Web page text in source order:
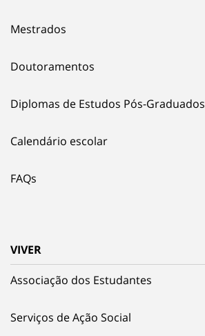
Mestrados
Doutoramentos
Diplomas de Estudos Pós-Graduados
Calendário escolar
FAQs
VIVER
Associação dos Estudantes
Serviços de Ação Social